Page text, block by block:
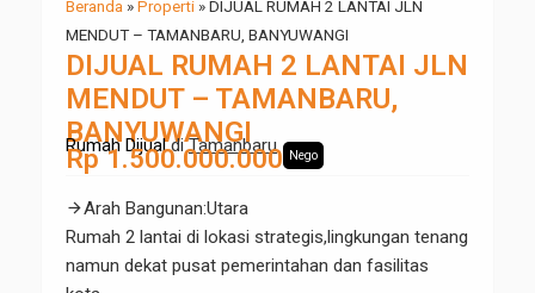
Beranda »Properti »DIJUAL RUMAH 2 LANTAI JLN
MENDUT – TAMANBARU, BANYUWANGI
DIJUAL RUMAH 2 LANTAI JLN
MENDUT – TAMANBARU,
BANYUWANGI
Rumah Dijual diTamanbaru
Rp 1.500.000.000 Nego
arrow_forwardArah Bangunan:Utara
Rumah 2 lantai di lokasi strategis,lingkungan tenang
namun dekat pusat pemerintahan dan fasilitas